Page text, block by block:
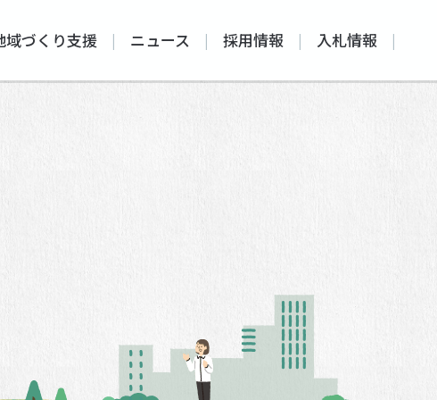
域づくり支援 ニュース 採用情報 入札情報